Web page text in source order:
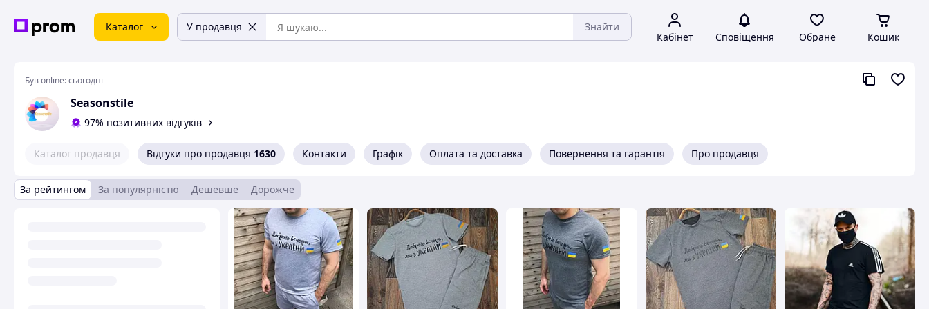
Каталог У продавця Знайти
Кабінет Сповіщення Обране Кошик
Був online:сьогодні
Seasonstile
97% позитивних відгуків
Каталог продавця Відгуки про продавця 1630 Контакти Графік Оплата та доставка Повернення та гарантія Про продавця
За рейтингом За популярністю Дешевше Дорожче